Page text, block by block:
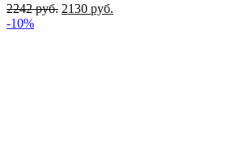
2242руб. 2130 руб.
-10%